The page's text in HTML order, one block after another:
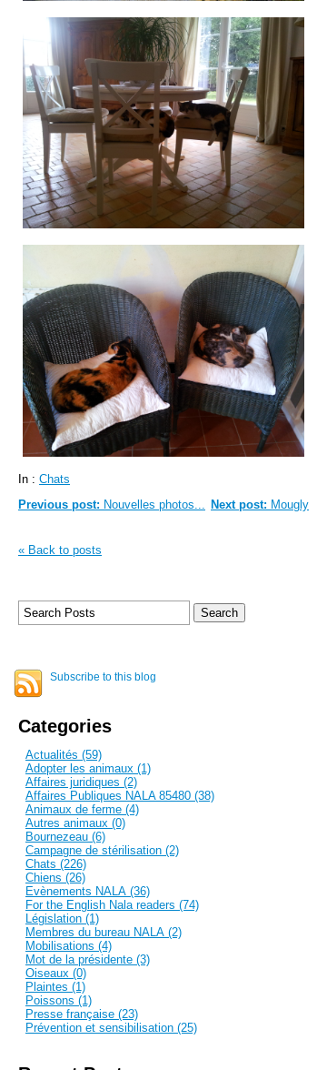
In : Chats
Next post: Mougly
Previous post: Nouvelles photos...
« Back to posts
Subscribe to this blog
Categories
Actualités (59)
Adopter les animaux (1)
Affaires juridiques (2)
Affaires Publiques NALA 85480 (38)
Animaux de ferme (4)
Autres animaux (0)
Bournezeau (6)
Campagne de stérilisation (2)
Chats (226)
Chiens (26)
Evènements NALA (36)
For the English Nala readers (74)
Législation (1)
Membres du bureau NALA (2)
Mobilisations (4)
Mot de la présidente (3)
Oiseaux (0)
Plaintes (1)
Poissons (1)
Presse française (23)
Prévention et sensibilisation (25)